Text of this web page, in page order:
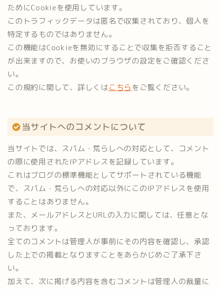
ためにCookieを使用しています。
このトラフィックデータは匿名で収集されており、個人を
特定するものではありません。
この機能はCookieを無効にすることで収集を拒否すること
が出来ますので、お使いのブラウザの設定をご確認くださ
い。
この規約に関して、詳しくはこちら をご覧ください。
当サイトへのコメントについて
当サイトでは、スパム・荒らしへの対応として、コメント
の際に使用されたIPアドレスを記録しています。
これはブログの標準機能としてサポートされている機能
で、スパム・荒らしへの対応以外にこのIPアドレスを使用
することはありません。
また、メールアドレスとURLの入力に関しては、任意とな
っております。
全てのコメントは管理人が事前にその内容を確認し、承認
した上での掲載となりますことをあらかじめご了承下さ
い。
加えて、次に掲げる内容を含むコメントは管理人の裁量に